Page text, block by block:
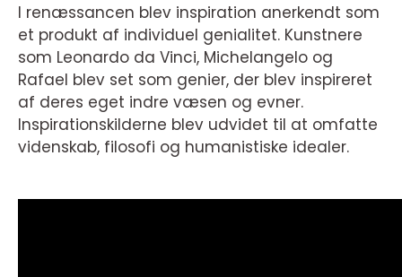
I renæssancen blev inspiration anerkendt som
et produkt af individuel genialitet. Kunstnere
som Leonardo da Vinci, Michelangelo og
Rafael blev set som genier, der blev inspireret
af deres eget indre væsen og evner.
Inspirationskilderne blev udvidet til at omfatte
videnskab, filosofi og humanistiske idealer.